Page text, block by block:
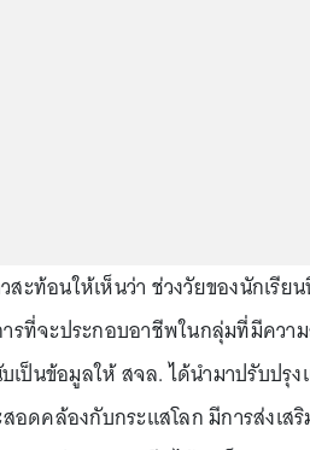
ะท้อนให้เห็นว่า ช่วงวัยของนักเรีย
รที่จะประกอบอาชีพในกลุ่มที่มีคว
ป็นข้อมูลให้ สจล. ได้นำมาปรับป
อดคล้องกับกระแสโลก มีการส่งเส